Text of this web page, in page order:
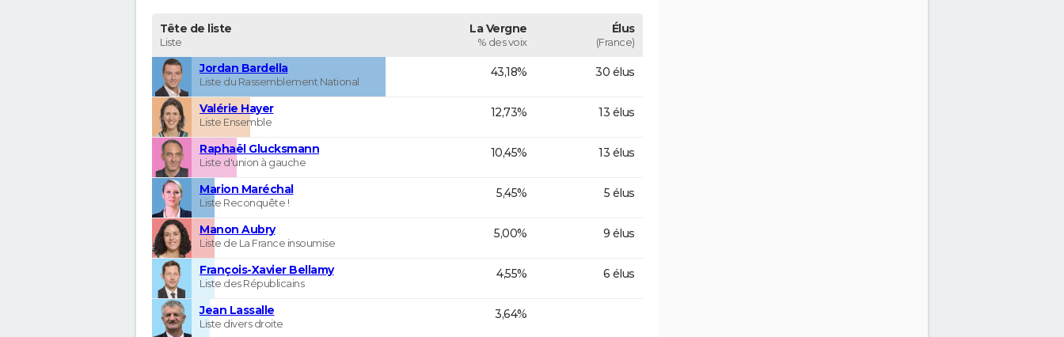
Tête de liste
Liste
La Vergne
% des voix
Élus
(France)
Jordan Bardella
Liste du Rassemblement National
43,18% 30 élus
Valérie Hayer
Liste Ensemble
12,73% 13 élus
Raphaël Glucksmann
Liste d'union à gauche
10,45% 13 élus
Marion Maréchal
Liste Reconquête !
5,45% 5 élus
Manon Aubry
Liste de La France insoumise
5,00% 9 élus
François-Xavier Bellamy
Liste des Républicains
4,55% 6 élus
Jean Lassalle
Liste divers droite
3,64%